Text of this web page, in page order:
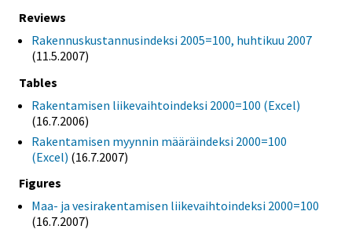
Reviews
Rakennuskustannusindeksi 2005=100, huhtikuu 2007
(11.5.2007)
Tables
Rakentamisen liikevaihtoindeksi 2000=100 (Excel)
(16.7.2006)
Rakentamisen myynnin määräindeksi 2000=100
(Excel) (16.7.2007)
Figures
Maa- ja vesirakentamisen liikevaihtoindeksi 2000=100
(16.7.2007)